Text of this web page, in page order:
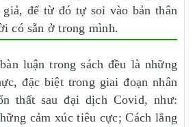
để từ đó tự soi vào bản thân
có sẵn ở trong mình.
luận trong sách đều là những
đặc biệt trong giai đoạn nhân
thất sau đại dịch Covid, như:
cảm xúc tiêu cực; Cách lắng